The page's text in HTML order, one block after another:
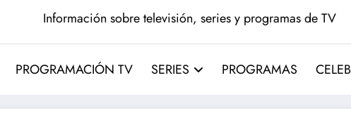
Información sobre televisión, series y programas de TV
PROGRAMACIÓN TV SERIES PROGRAMAS